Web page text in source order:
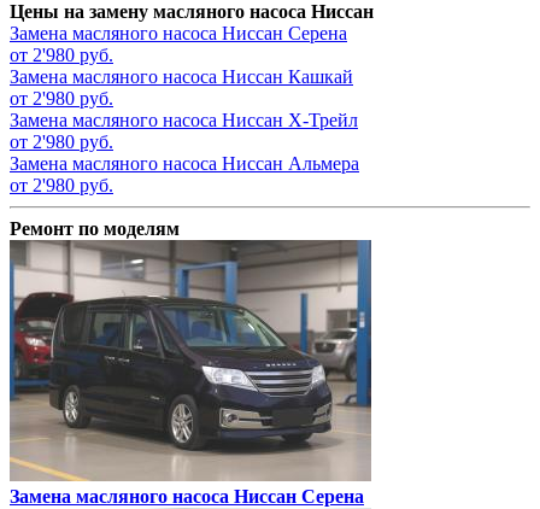
Цены на замену масляного насоса Ниссан
Замена масляного насоса Ниссан Серена
от 2'980 руб.
Замена масляного насоса Ниссан Кашкай
от 2'980 руб.
Замена масляного насоса Ниссан Х-Трейл
от 2'980 руб.
Замена масляного насоса Ниссан Альмера
от 2'980 руб.
Ремонт по моделям
Замена масляного насоса Ниссан Серена